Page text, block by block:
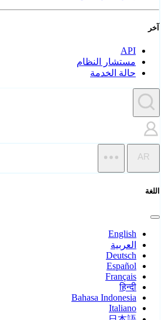
آخر
API
مستشار النظام
حالة الخدمة
AR
اللغة
English
العربية
Deutsch
Español
Français
हिन्दी
Bahasa Indonesia
Italiano